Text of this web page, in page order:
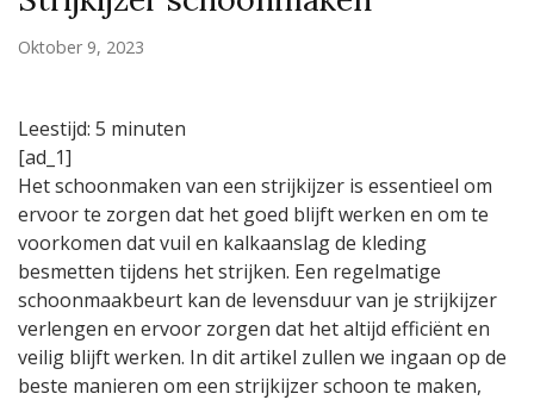
Oktober 9, 2023
Leestijd: 5 minuten
[ad_1]
Het schoonmaken van een strijkijzer is essentieel om
ervoor te zorgen dat het goed blijft werken en om te
voorkomen dat vuil en kalkaanslag de kleding
besmetten tijdens het strijken. Een regelmatige
schoonmaakbeurt kan de levensduur van je strijkijzer
verlengen en ervoor zorgen dat het altijd efficiënt en
veilig blijft werken. In dit artikel zullen we ingaan op de
beste manieren om een strijkijzer schoon te maken,